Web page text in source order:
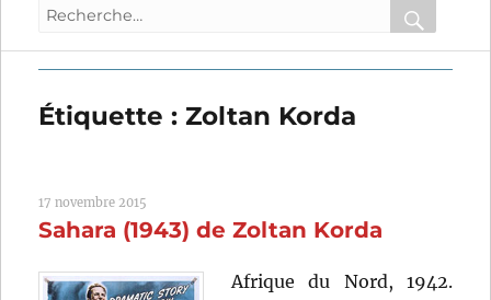
Recherche
:
OK
Étiquette :Zoltan Korda
17 novembre 2015
Sahara (1943) de Zoltan Korda
Afrique du Nord, 1942.